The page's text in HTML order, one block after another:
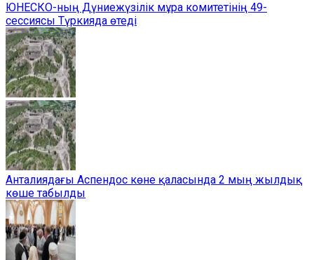
ЮНЕСКО-ның Дүниежүзілік мұра комитетінің 49-
сессиясы Түркияда өтеді
Анталиядағы Аспендос көне қаласында 2 мың жылдық
көше табылды